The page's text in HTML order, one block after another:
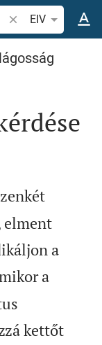
Pretraži biblijski
EIV
elment
a
a
kettőt